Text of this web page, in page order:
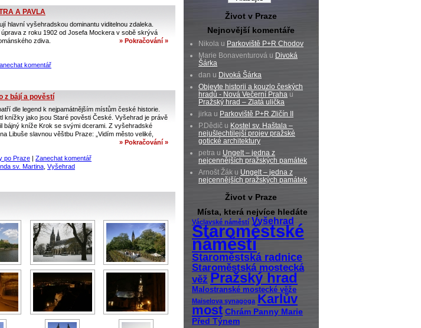
A PAVLA
hlavní vyšehradskou dominantu viditelnou zdaleka.
z roku 1902 od Josefa Mockera v sobě skrývá
zdiva.
» Pokračování »
komentář
z bájí a pověstí
dle legend k nejpamátnějším místům české historie.
knížky jako jsou Staré pověsti České. Vyšehrad je právě
bájný kníže Krok se svými dcerami. Z vyšehradské
Libuše slavnou věštbu Praze: „Vidím město veliké,
» Pokračování »
po Praze | Zanechat komentář
sv. Martina Vyšehrad
Život v Praze
Nejnovější komentáře
Nikola u Parkoviště P+R Chodov
Marie Bonaventurová u Divoká
Šárka
dan u Divoká Šárka
Objevte historii a kouzlo českých
hradů - Nová Večerní Praha u
Pražský hrad – Zlatá ulička
jirka u Parkoviště P+R Zličín II
P.Dědič u Kostel sv. Haštala –
nejušlechtilejší projev pražské
gotické architektury
petra u Ungelt – jedna z
nejcennějších pražských památek
Arnošt Žák u Ungelt – jedna z
nejcennějších pražských památek
Život v Praze
Místa, která nejvíce hledáte
Václavské náměstí Vyšehrad
Staroměstské
náměstí
Staroměstská radnice
Staroměstská mostecká
věž Pražský hrad
Malostranské mostecké věže
Maiselova synagoga Karlův
most Chrám Panny Marie
Před Týnem